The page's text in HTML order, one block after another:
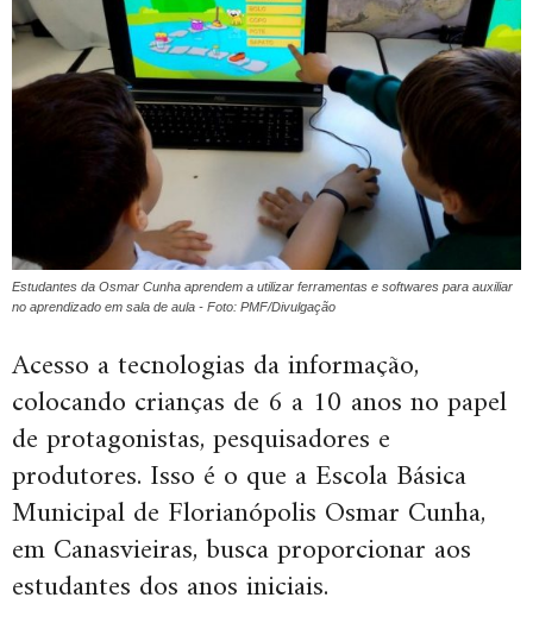
Estudantes da Osmar Cunha aprendem a utilizar ferramentas e softwares para auxiliar
no aprendizado em sala de aula - Foto: PMF/Divulgação
Acesso a tecnologias da informação,
colocando crianças de 6 a 10 anos no papel
de protagonistas, pesquisadores e
produtores. Isso é o que a Escola Básica
Municipal de Florianópolis Osmar Cunha,
em Canasvieiras, busca proporcionar aos
estudantes dos anos iniciais.